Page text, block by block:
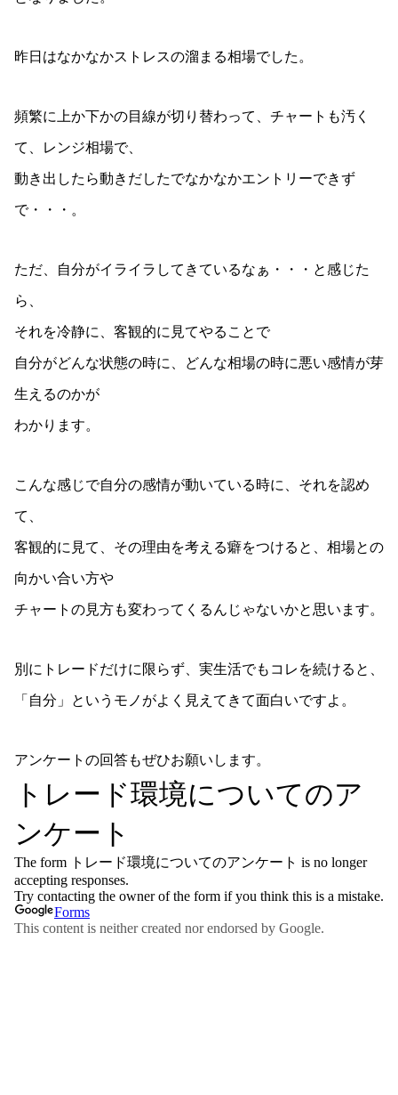
昨日はなかなかストレスの溜まる相場でした。
頻繁に上か下かの目線が切り替わって、チャートも汚く
て、レンジ相場で、
動き出したら動きだしたでなかなかエントリーできず
で・・・。
ただ、自分がイライラしてきているなぁ・・・と感じた
ら、
それを冷静に、客観的に見てやることで
自分がどんな状態の時に、どんな相場の時に悪い感情が芽
生えるのかが
わかります。
こんな感じで自分の感情が動いている時に、それを認め
て、
客観的に見て、その理由を考える癖をつけると、相場との
向かい合い方や
チャートの見方も変わってくるんじゃないかと思います。
別にトレードだけに限らず、実生活でもコレを続けると、
「自分」というモノがよく見えてきて面白いですよ。
アンケートの回答もぜひお願いします。